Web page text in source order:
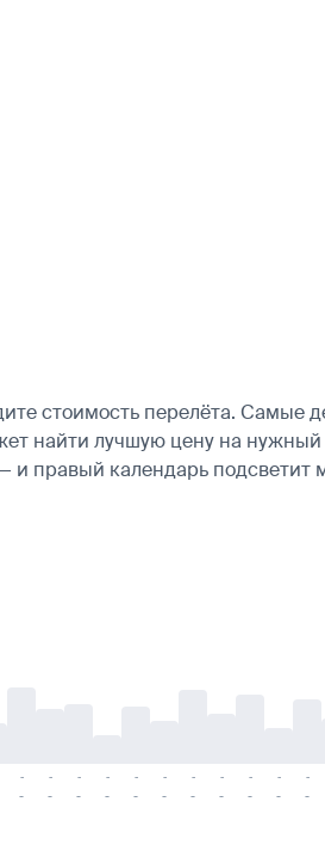
стоимость перелёта. Самые
найти лучшую цену на
и правый календарь
-
-
-
-
-
-
-
-
-
-
-
-
-
-
-
-
-
-
-
-
-
-